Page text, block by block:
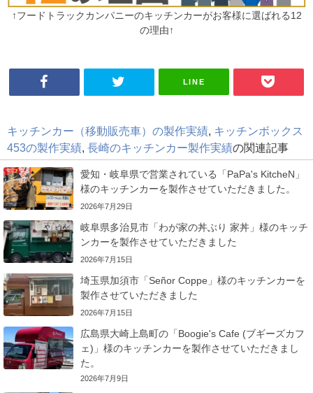
↑フードトラックカンパニーのキッチンカーがお客様に選ばれる12
の理由↑
LINE
キッチンカー（移動販売車）の製作実績 キッチンボックス
453の製作実績 長崎のキッチンカー製作実績の関連記事
愛知・岐阜県で営業されている「PaPa's KitcheN」
様のキッチンカーを製作させていただきました。
2026年7月29日
岐阜県多治見市「わが家の丼ぶり 家丼」様のキッチ
ンカーを製作させていただきました
2026年7月15日
埼玉県加須市「Señor Coppe」様のキッチンカーを
製作させていただきました
2026年7月15日
広島県大崎上島町の「Boogie's Cafe (ブギーズカフ
ェ)」様のキッチンカーを製作させていただきまし
た。
2026年7月9日